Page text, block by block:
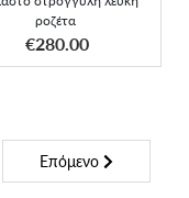
ροζέτα
€280.00
ΑΠΟΚΤΗΣΕ ΤΟ
Επόμενο